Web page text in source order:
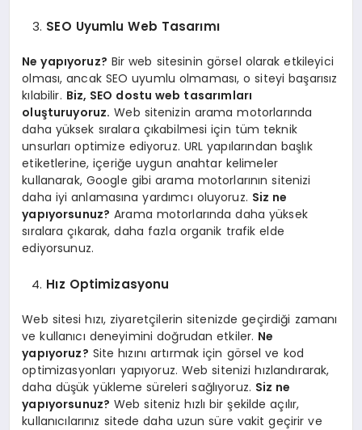
SEO Uyumlu Web Tasarımı
Ne yapıyoruz? Bir web sitesinin görsel olarak etkileyici
olması, ancak SEO uyumlu olmaması, o siteyi başarısız
kılabilir. Biz, SEO dostu web tasarımları
oluşturuyoruz. Web sitenizin arama motorlarında
daha yüksek sıralara çıkabilmesi için tüm teknik
unsurları optimize ediyoruz. URL yapılarından başlık
etiketlerine, içeriğe uygun anahtar kelimeler
kullanarak, Google gibi arama motorlarının sitenizi
daha iyi anlamasına yardımcı oluyoruz. Siz ne
yapıyorsunuz? Arama motorlarında daha yüksek
sıralara çıkarak, daha fazla organik trafik elde
ediyorsunuz.
Hız Optimizasyonu
Web sitesi hızı, ziyaretçilerin sitenizde geçirdiği zamanı
ve kullanıcı deneyimini doğrudan etkiler. Ne
yapıyoruz? Site hızını artırmak için görsel ve kod
optimizasyonları yapıyoruz. Web sitenizi hızlandırarak,
daha düşük yükleme süreleri sağlıyoruz. Siz ne
yapıyorsunuz? Web siteniz hızlı bir şekilde açılır,
kullanıcılarınız sitede daha uzun süre vakit geçirir ve